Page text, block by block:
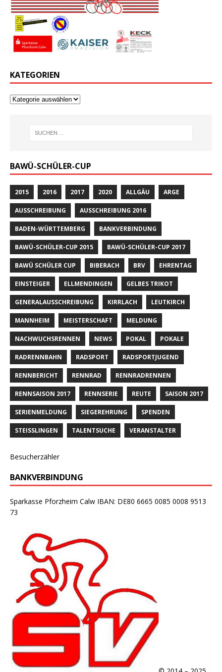
KATEGORIEN
BAWÜ-SCHÜLER-CUP
2015 2016 2017 2020 ALLGÄU ARGE
AUSSCHREIBUNG AUSSCHREIBUNG 2016
BADEN-WÜRTTEMBERG BANKVERBINDUNG
BAWÜ-SCHÜLER-CUP 2015 BAWÜ-SCHÜLER-CUP 2017
BAWÜ SCHÜLER CUP BIBERACH BRV EHRENTAG
EINSTEIGER ELLMENDINGEN GELBES TRIKOT
GENERALAUSSCHREIBUNG KIRRLACH LEUTKIRCH
MANNHEIM MEISTERSCHAFT MELDUNG
NACHWUCHSRENNEN NEWS POKAL POKALE
RADRENNBAHN RADSPORT RADSPORTJUGEND
RENNBERICHT RENNRAD RENNRADRENNEN
RENNSAISON 2017 RENNSERIE REUTE SAISON 2017
SERIENMELDUNG SIEGEREHRUNG SPENDEN
STEISSLINGEN TALENTSUCHE VERANSTALTER
Besucherzähler
BANKVERBINDUNG
Sparkasse Pforzheim Calw IBAN: DE80 6665 0085 0008 9513
73